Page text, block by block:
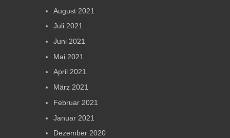
August 2021
Juli 2021
Juni 2021
Mai 2021
April 2021
März 2021
Februar 2021
Januar 2021
Dezember 2020